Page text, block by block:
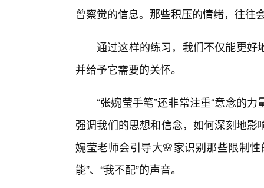
曾察觉的信息。那些积压的情绪，往往
通过这样的练习，我们不仅能更好
并给予它需要的关怀。
“张婉莹手笔”还非常注重“意念的
强调我们的思想和信念，如何深刻地
婉莹老师会引导大🌸家识别那些限制
能”、“我不配”的声音。